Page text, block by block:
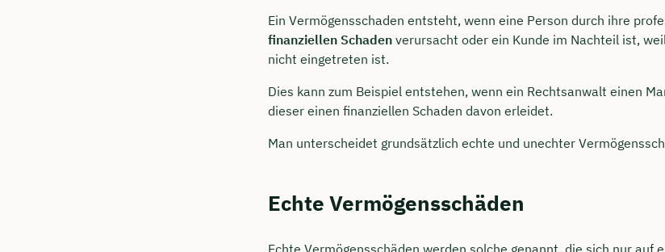
Ein Vermögensschaden entsteht, wenn eine Person durch ihre
finanziellen Schaden verursacht oder ein Kunde im Nachteil ist,
nicht eingetreten ist.
Dies kann zum Beispiel entstehen, wenn ein Rechtsanwalt einen
dieser einen finanziellen Schaden davon erleidet.
Man unterscheidet grundsätzlich echte und unechter
Echte Vermögensschäden